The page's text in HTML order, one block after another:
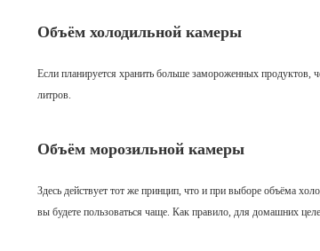
Объём холодильной камеры
Если планируется хранить больше замороженных
литров.
Объём морозильной камеры
Здесь действует тот же принцип, что и при выборе объёма
вы будете пользоваться чаще. Как правило, для домашних